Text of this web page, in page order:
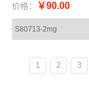
价格： ￥90.00
1 2 3